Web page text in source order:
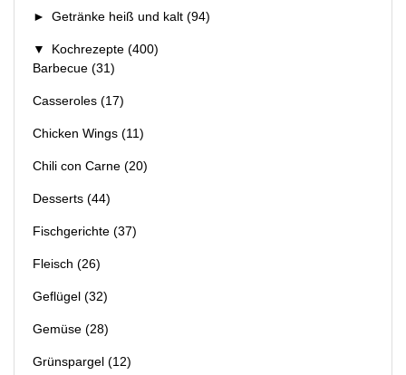
► Getränke heiß und kalt (94)
▼ Kochrezepte (400)
Barbecue (31)
Casseroles (17)
Chicken Wings (11)
Chili con Carne (20)
Desserts (44)
Fischgerichte (37)
Fleisch (26)
Geflügel (32)
Gemüse (28)
Grünspargel (12)